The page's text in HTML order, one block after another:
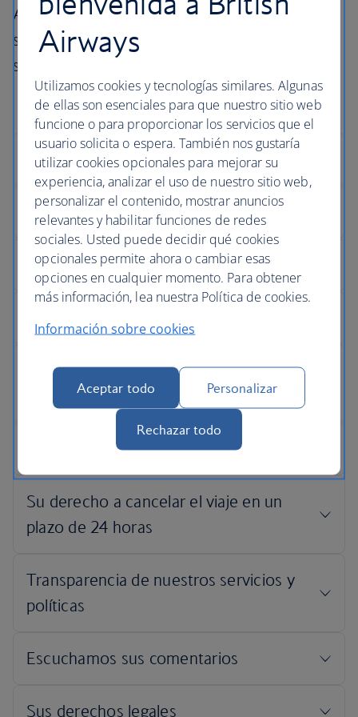
Airways, así como información relevante
sobre cómo podemos ayudarle si las cosas no
salen según los planes previstos.
Airways
Utilizamos cookies y tecnologías similares. Algunas
de ellas son esenciales para que nuestro sitio web
funcione o para proporcionar los servicios que el
usuario solicita o espera. También nos gustaría
utilizar cookies opcionales para mejorar su
experiencia, analizar el uso de nuestro sitio web,
personalizar el contenido, mostrar anuncios
relevantes y habilitar funciones de redes
sociales. Usted puede decidir qué cookies
opcionales permite ahora o cambiar esas
opciones en cualquier momento. Para obtener
más información, lea nuestra Política de cookies.
Información sobre cookies
Aceptar todo Personalizar
Rechazar todo